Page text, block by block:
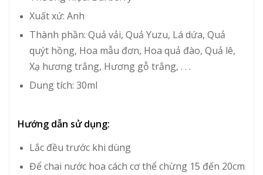
Xuất xứ: Anh
Thành phần: Quả vải, Quả Yuzu, Lá dứa, Quả
quýt hồng, Hoa mẫu đơn, Hoa quả đào, Quả lê,
Xạ hương trắng, Hương gỗ trắng, . . .
Dung tích: 30ml
Hướng dẫn sử dụng:
Lắc đều trước khi dùng
Để chai nước hoa cách cơ thể chừng 15 đến 20cm